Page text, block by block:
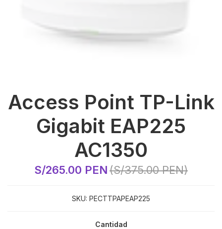
Access Point TP-Link
Gigabit EAP225
AC1350
S/265.00 PEN(S/375.00 PEN)
SKU: PECTTPAPEAP225
Cantidad